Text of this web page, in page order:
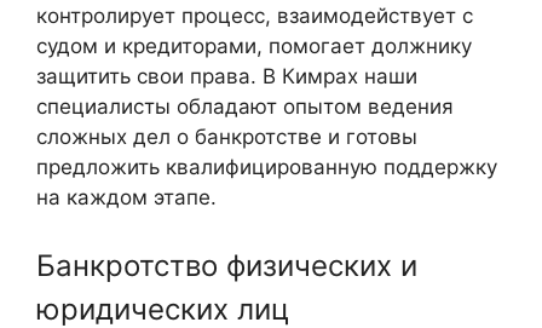
контролирует процесс, взаимодействует с
судом и кредиторами, помогает должнику
защитить свои права. В Кимрах наши
специалисты обладают опытом ведения
сложных дел о банкротстве и готовы
предложить квалифицированную поддержку
на каждом этапе.
Банкротство физических и
юридических лиц